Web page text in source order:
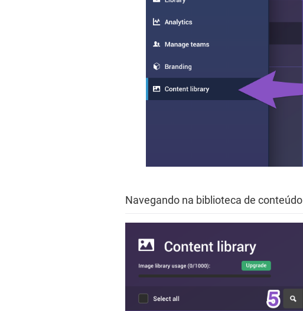
Navegando na biblioteca de conteúdo